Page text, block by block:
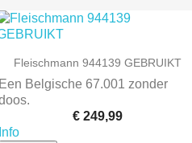
 Snel bekijken
Fleischmann 944139 GEBRUIKT
Een Belgische 67.001 zonder
€ 249,99
Info